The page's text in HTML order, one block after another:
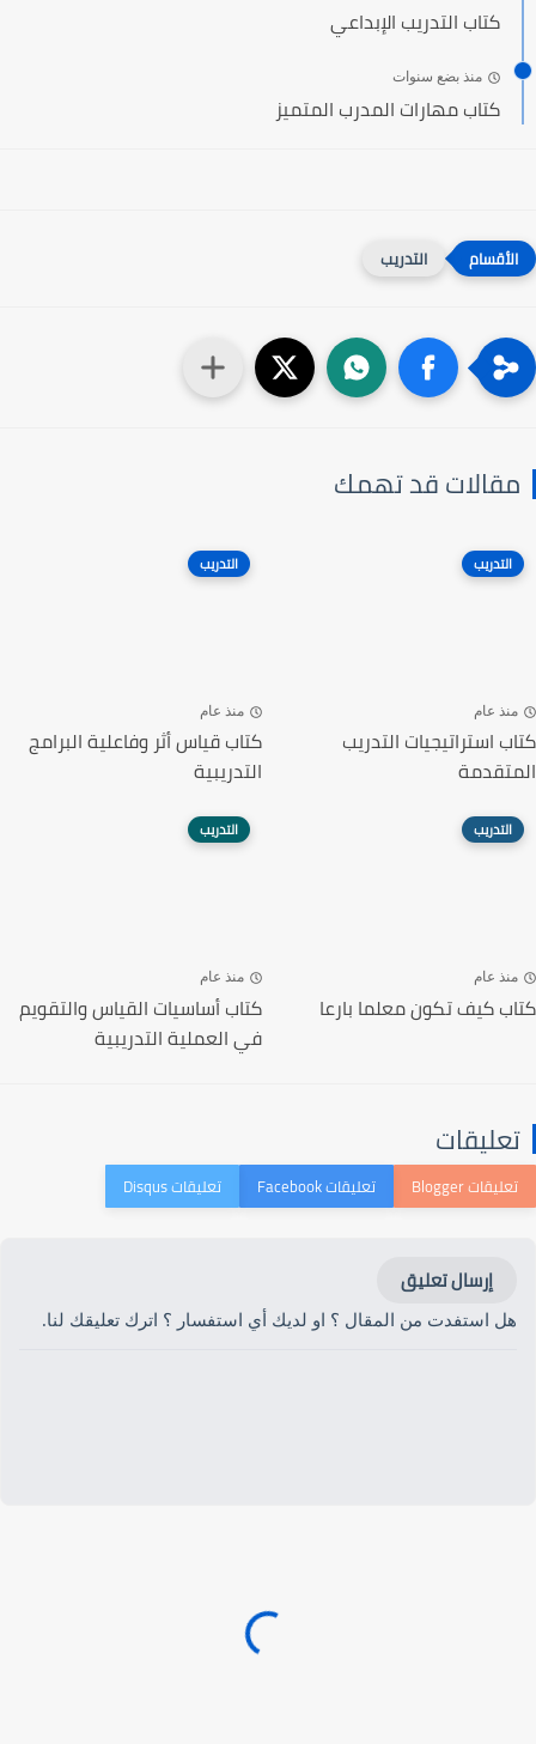
كتاب التدريب الإبداعي
منذ بضع سنوات
كتاب مهارات المدرب المتميز
التدريب
مقالات قد تهمك
التدريب
منذ عام
كتاب استراتيجيات التدريب
المتقدمة
التدريب
منذ عام
كتاب قياس أثر وفاعلية البرامج
التدريبية
التدريب
منذ عام
كتاب كيف تكون معلما بارعا
التدريب
منذ عام
كتاب أساسيات القياس والتقويم
في العملية التدريبية
تعليقات
إرسال تعليق
هل استفدت من المقال ؟ او لديك أي استفسار ؟ اترك تعليقك لنا.